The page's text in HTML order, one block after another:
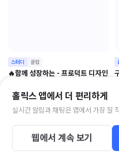
스터디 클럽
🔥함께 성장하는 - 프로덕트 디자인
프로덕트 디자인 스터디 운영자
홀릭스 앱에서 더 편리하게
실시간 알림과 채팅은 앱에서 가장 잘
웹에서 계속 보기